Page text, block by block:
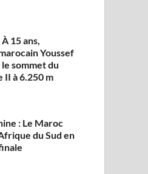
15 ans,
Youssef
sommet du
II à 6.250 m
: Le Maroc
du Sud en